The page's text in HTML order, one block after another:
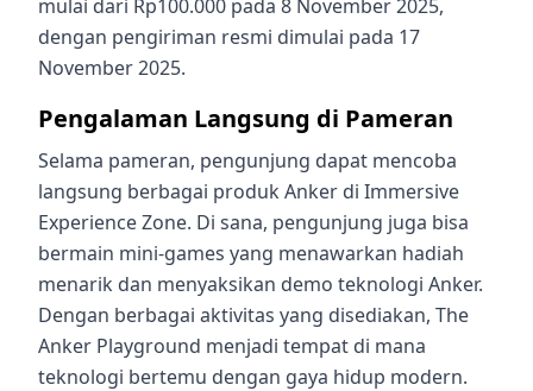
mulai dari Rp100.000 pada 8 November 2025,
dengan pengiriman resmi dimulai pada 17
November 2025.
Pengalaman Langsung di Pameran
Selama pameran, pengunjung dapat mencoba
langsung berbagai produk Anker di Immersive
Experience Zone. Di sana, pengunjung juga bisa
bermain mini-games yang menawarkan hadiah
menarik dan menyaksikan demo teknologi Anker.
Dengan berbagai aktivitas yang disediakan, The
Anker Playground menjadi tempat di mana
teknologi bertemu dengan gaya hidup modern.